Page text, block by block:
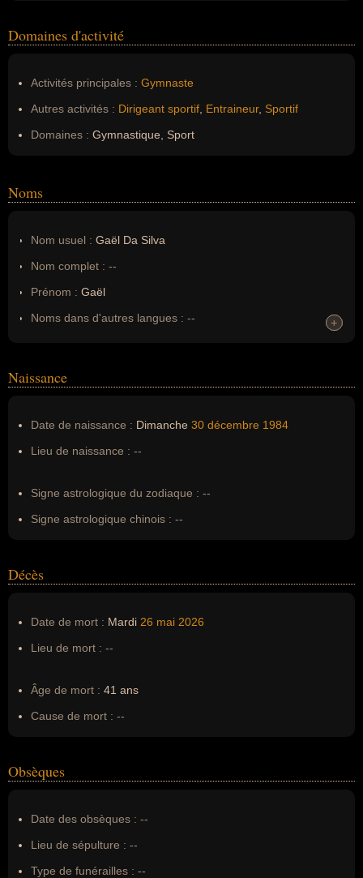
Domaines d'activité
Activités principales : Gymnaste
Autres activités : Dirigeant sportif Entraineur, Sportif
Domaines : Gymnastique, Sport
Noms
Nom usuel : Gaël Da Silva
Nom complet : --
Prénom : Gaël
Noms dans d'autres langues : --
Nom de famille :Da Silva
+
+
Naissance
Date de naissance : Dimanche 30 décembre 1984
Lieu de naissance : --
Signe astrologique du zodiaque : --
Signe astrologique chinois : --
Décès
Date de mort : Mardi 26 mai 2026
Lieu de mort : --
Âge de mort : 41 ans
Cause de mort : --
Obsèques
Date des obsèques : --
Lieu de sépulture : --
Type de funérailles : --